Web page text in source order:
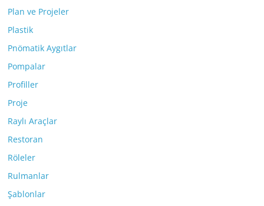
Plan ve Projeler
Plastik
Pnömatik Aygıtlar
Pompalar
Profiller
Proje
Raylı Araçlar
Restoran
Röleler
Rulmanlar
Şablonlar